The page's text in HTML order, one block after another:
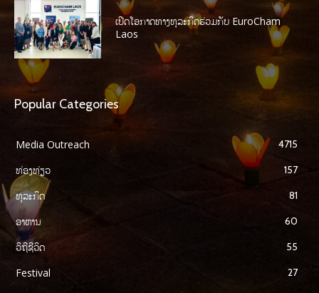
ເປີດໂອກາດທາງທຸລະກິດຮ່ວມກັບ EuroCham
Laos
Popular Categories
Media Outreach 4715
ທ່ອງທ່ຽວ 157
ທຸລະກິດ 81
ອາຫານ 60
ວິຖີຊີວິດ 55
Festival 27